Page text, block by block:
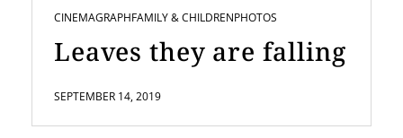
CINEMAGRAPHFAMILY & CHILDRENPHOTOS
Leaves they are falling
SEPTEMBER 14, 2019